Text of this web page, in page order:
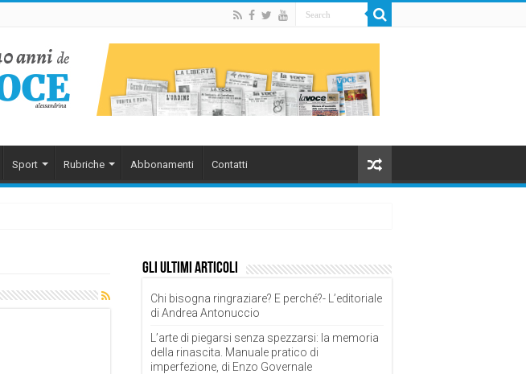
Sport Rubriche Abbonamenti Contatti
Gli ultimi articoli
Chi bisogna ringraziare? E perché?- L’editoriale
di Andrea Antonuccio
L’arte di piegarsi senza spezzarsi: la memoria
della rinascita. Manuale pratico di
imperfezione, di Enzo Governale